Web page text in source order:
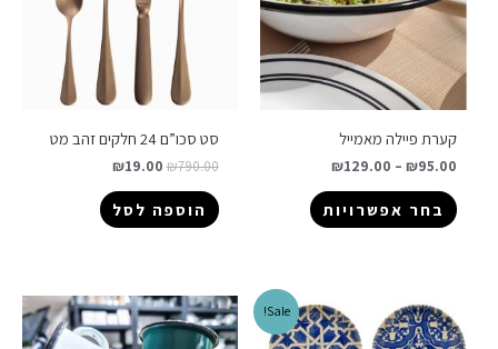
קערת פיילה מאמייל
₪95.00
–
₪129.00
בחר אפשרויות
סט סכו”ם 24 חלקים זהב מט
₪790.00
₪19.00
הוספה לסל
Sale!